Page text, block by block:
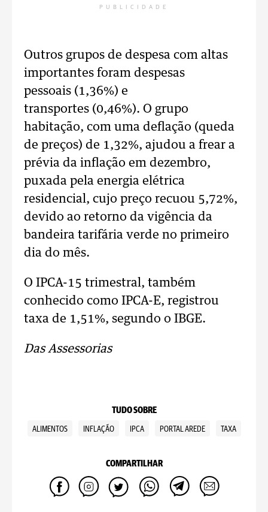
PUBLICIDADE
Outros grupos de despesa com altas
importantes foram despesas
pessoais (1,36%) e
transportes (0,46%). O grupo
habitação, com uma deflação (queda
de preços) de 1,32%, ajudou a frear a
prévia da inflação em dezembro,
puxada pela energia elétrica
residencial, cujo preço recuou 5,72%,
devido ao retorno da vigência da
bandeira tarifária verde no primeiro
dia do mês.
O IPCA-15 trimestral, também
conhecido como IPCA-E, registrou
taxa de 1,51%, segundo o IBGE.
Das Assessorias
TUDO SOBRE
ALIMENTOS INFLAÇÃO IPCA PORTAL AREDE TAXA
COMPARTILHAR